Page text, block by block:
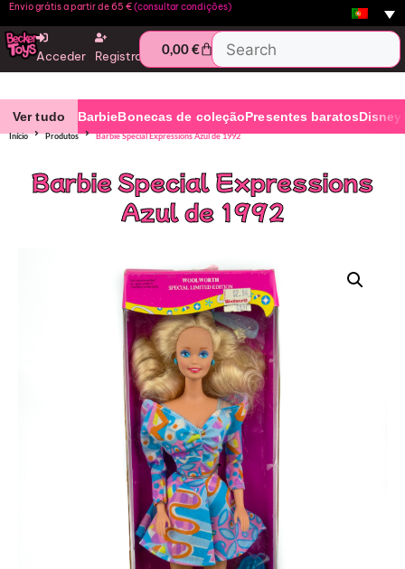
Envio grátis a partir de 65 €(consultar condições)
Acceder Registro 0,00€
Ver tudo BarbieBonecas de coleçãoPresentes baratosDisney
Início Produtos Barbie Special Expressions Azul de 1992
Barbie Special Expressions
Azul de 1992